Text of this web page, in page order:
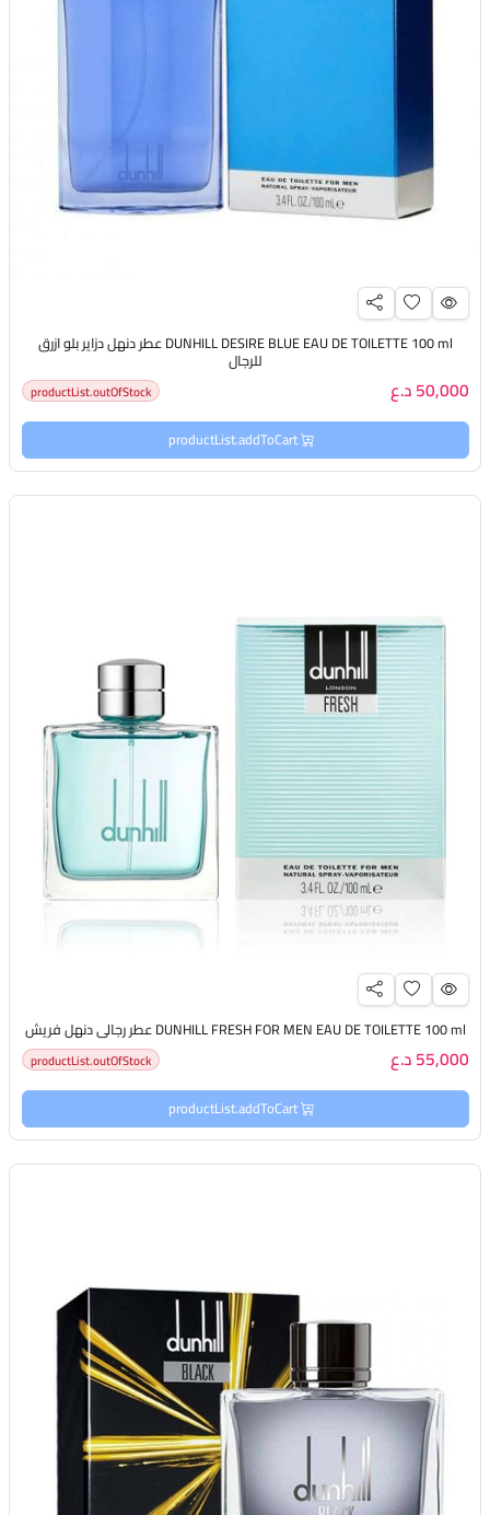
DUNHILL DESIRE BLUE EAU DE TOILETTE 100 ml عطر دنهل دزاير بلو ازرق
للرجال
50,000 د.ع productList.outOfStock
productList.addToCart
DUNHILL FRESH FOR MEN EAU DE TOILETTE 100 ml عطر رجالي دنهل فريش
55,000 د.ع productList.outOfStock
productList.addToCart